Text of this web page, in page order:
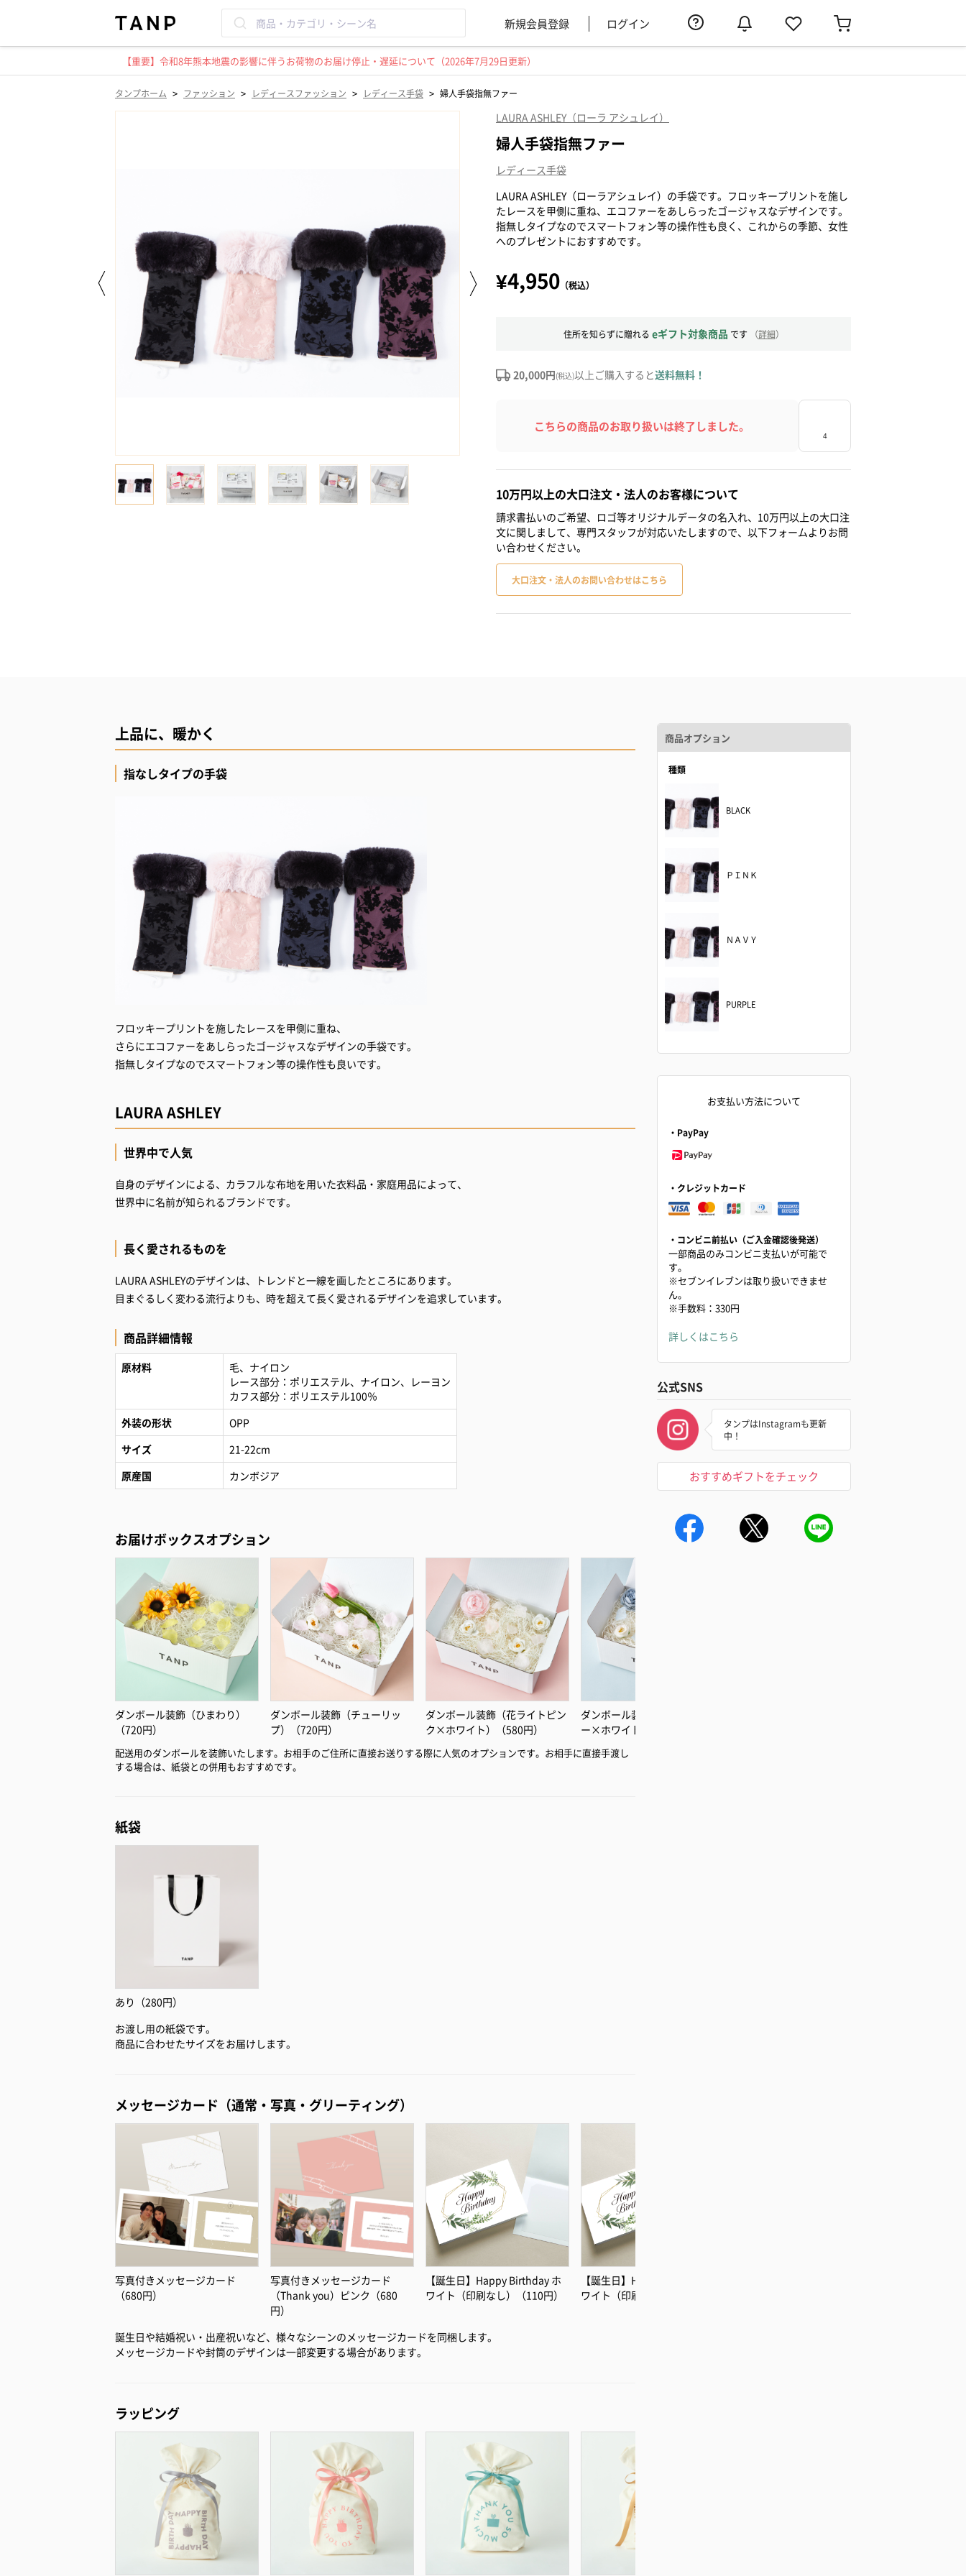
新規会員登録 ログイン
【重要】令和8年熊本地震の影響に伴うお荷物のお届け停止・遅延について（2026年7月29日更新）
タンプホーム > ファッション > レディースファッション > レディース手袋 > 婦人手袋指無ファー
LAURA ASHLEY（ローラ アシュレイ）
婦人手袋指無ファー
レディース手袋
LAURA ASHLEY（ローラアシュレイ）の手袋です。フロッキープリントを施し
たレースを甲側に重ね、エコファーをあしらったゴージャスなデザインです。
指無しタイプなのでスマートフォン等の操作性も良く、これからの季節、女性
へのプレゼントにおすすめです。
¥4,950 （税込）
住所を知らずに贈れる eギフト対象商品 です （詳細）
20,000円(税込)以上ご購入すると送料無料！
こちらの商品のお取り扱いは終了しました。
10万円以上の大口注文・法人のお客様について
請求書払いのご希望、ロゴ等オリジナルデータの名入れ、10万円以上の大口注
文に関しまして、専門スタッフが対応いたしますので、以下フォームよりお問
い合わせください。
大口注文・法人のお問い合わせはこちら
上品に、暖かく
指なしタイプの手袋
フロッキープリントを施したレースを甲側に重ね、
さらにエコファーをあしらったゴージャスなデザインの手袋です。
指無しタイプなのでスマートフォン等の操作性も良いです。
LAURA ASHLEY
世界中で人気
自身のデザインによる、カラフルな布地を用いた衣料品・家庭用品によって、
世界中に名前が知られるブランドです。
長く愛されるものを
LAURA ASHLEYのデザインは、トレンドと一線を画したところにあります。
目まぐるしく変わる流行よりも、時を超えて長く愛されるデザインを追求しています。
商品詳細情報
原材料
毛、ナイロン
レース部分：ポリエステル、ナイロン、レーヨン
カフス部分：ポリエステル100％
外装の形状
OPP
サイズ
21-22cm
原産国
カンボジア
お届けボックスオプション
ダンボール装飾（ひまわり）
（720円）
ダンボール装飾（チューリッ
プ）（720円）
ダンボール装飾（花ライトピン
ク×ホワイト）（580円）
ダンボール装飾（花ライトブル
ー×ホワイト）（580円）
配送用のダンボールを装飾いたします。お相手のご住所に直接お送りする際に人気のオプションです。お相手に直接手渡し
する場合は、紙袋との併用もおすすめです。
紙袋
あり（280円）
お渡し用の紙袋です。
商品に合わせたサイズをお届けします。
メッセージカード（通常・写真・グリーティング）
写真付きメッセージカード
（680円）
写真付きメッセージカード
（Thank you）ピンク（680
円）
【誕生日】Happy Birthday ホ
ワイト（印刷なし）（110円）
【誕生日】Happy Birthday ホ
ワイト（印刷あり）（150円）
誕生日や結婚祝い・出産祝いなど、様々なシーンのメッセージカードを同梱します。
メッセージカードや封筒のデザインは一部変更する場合があります。
ラッピング
商品オプション
種類
BLACK
ＰＩＮＫ
ＮＡＶＹ
PURPLE
お支払い方法について
・PayPay
・クレジットカード
・コンビニ前払い（ご入金確認後発送）
一部商品のみコンビニ支払いが可能で
す。
※セブンイレブンは取り扱いできませ
ん。
※手数料：330円
詳しくはこちら
公式SNS
タンプはInstagramも更新
中！
おすすめギフトをチェック